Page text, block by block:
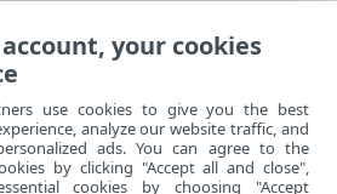
megtekintése
your cookies
use cookies to give you the best
analyze our website traffic, and
ads. You can agree to the
by clicking "Accept all and close",
cookies by choosing "Accept